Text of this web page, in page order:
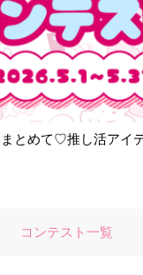
とめて♡推し活アイ
コンテスト一覧